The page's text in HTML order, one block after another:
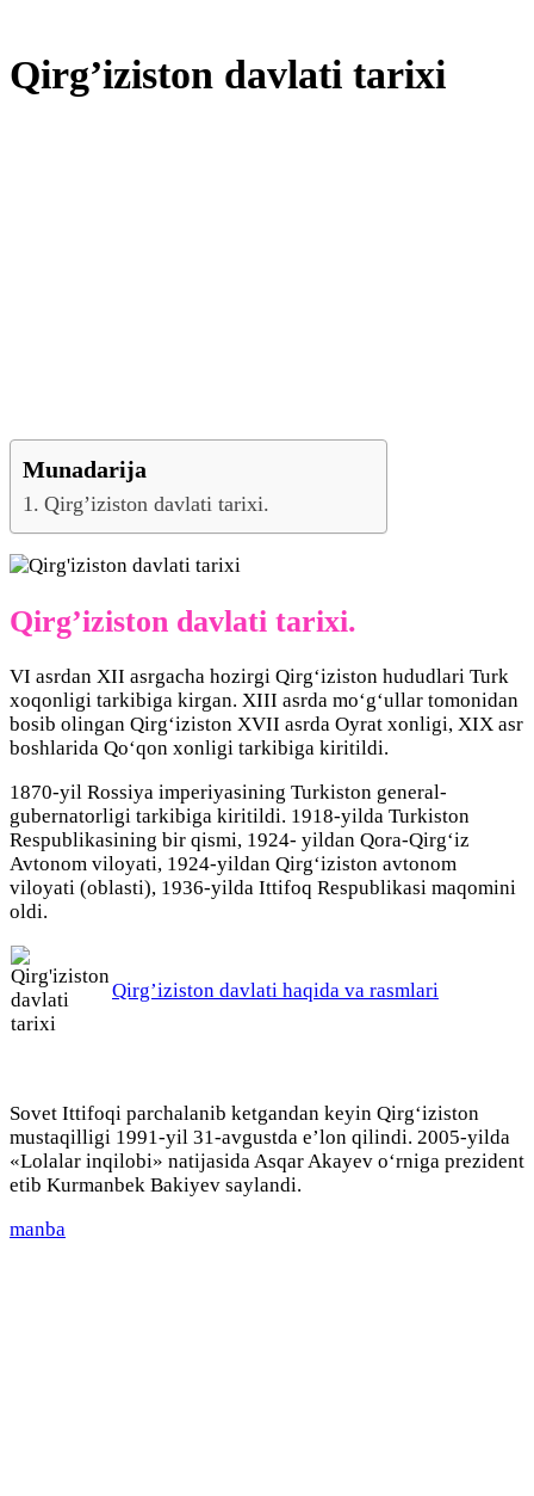
Qirg’iziston davlati tarixi
Munadarija
Qirg’iziston davlati tarixi.
Qirg’iziston davlati tarixi.
VI asrdan XII asrgacha hozirgi Qirg‘iziston hududlari Turk
xoqonligi tarkibiga kirgan. XIII asrda mo‘g‘ullar tomonidan
bosib olingan Qirg‘iziston XVII asrda Oyrat xonligi, XIX asr
boshlarida Qo‘qon xonligi tarkibiga kiritildi.
1870-yil Rossiya imperiyasining Turkiston general-
gubernatorligi tarkibiga kiritildi. 1918-yilda Turkiston
Respublikasining bir qismi, 1924- yildan Qora-Qirg‘iz
Avtonom viloyati, 1924-yildan Qirg‘iziston avtonom
viloyati (oblasti), 1936-yilda Ittifoq Respublikasi maqomini
oldi.
Qirg’iziston davlati haqida va rasmlari
Sovet Ittifoqi parchalanib ketgandan keyin Qirg‘iziston
mustaqilligi 1991-yil 31-avgustda e’lon qilindi. 2005-yilda
«Lolalar inqilobi» natijasida Asqar Akayev o‘rniga prezident
etib Kurmanbek Bakiyev saylandi.
manba